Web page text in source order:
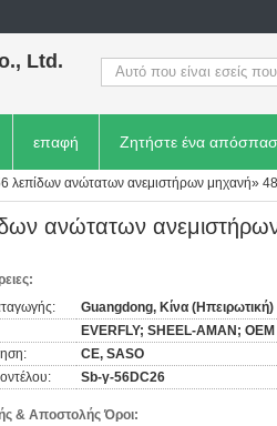
Ltd.
επαφή Ζητήστε ένα
λεπίδων ανώτατων ανεμιστήρων μηχανή»
ανώτατων
Guangdong, Κίνα (Ηπειρωτική)
EVERFLY; SHEEL-AMAN; OEM
CE, SASO
Sb-γ-56DC26
& Αποστολής Όροι: